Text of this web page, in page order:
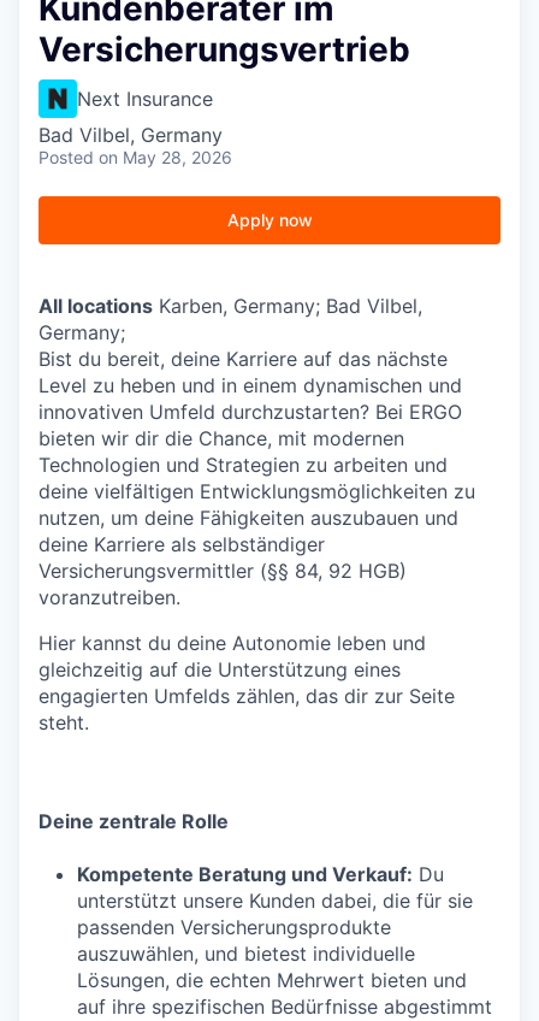
Versicherungsvertrieb
Next Insurance
Bad Vilbel, Germany
Posted on May 28, 2026
Apply now
All locations Karben, Germany; Bad Vilbel,
Germany;
Bist du bereit, deine Karriere auf das nächste
Level zu heben und in einem dynamischen und
innovativen Umfeld durchzustarten? Bei ERGO
bieten wir dir die Chance, mit modernen
Technologien und Strategien zu arbeiten und
deine vielfältigen Entwicklungsmöglichkeiten zu
nutzen, um deine Fähigkeiten auszubauen und
deine Karriere als selbständiger
Versicherungsvermittler (§§ 84, 92 HGB)
voranzutreiben.
Hier kannst du deine Autonomie leben und
gleichzeitig auf die Unterstützung eines
engagierten Umfelds zählen, das dir zur Seite
steht.
Deine zentrale Rolle
Kompetente Beratung und Verkauf: Du
unterstützt unsere Kunden dabei, die für sie
passenden Versicherungsprodukte
auszuwählen, und bietest individuelle
Lösungen, die echten Mehrwert bieten und
auf ihre spezifischen Bedürfnisse abgestimmt